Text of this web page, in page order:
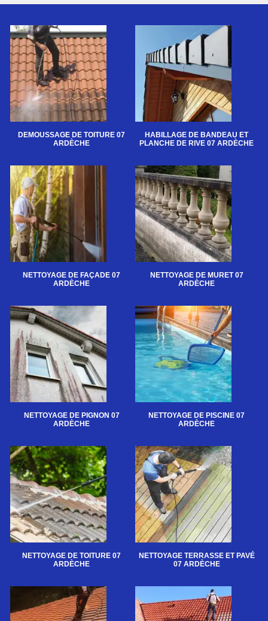
DEMOUSSAGE DE TOITURE 07
ARDÈCHE
HABILLAGE DE BANDEAU ET
PLANCHE DE RIVE 07 ARDÈCHE
NETTOYAGE DE FAÇADE 07
ARDÈCHE
NETTOYAGE DE MURET 07
ARDÈCHE
NETTOYAGE DE PIGNON 07
ARDÈCHE
NETTOYAGE DE PISCINE 07
ARDÈCHE
NETTOYAGE DE TOITURE 07
ARDÈCHE
NETTOYAGE TERRASSE ET PAVÉ
07 ARDÈCHE